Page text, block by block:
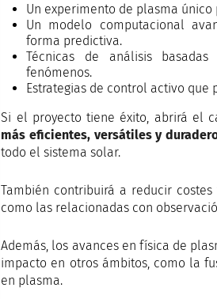
Un experimento de plasma
Un modelo computacional
forma predictiva.
Técnicas de análisis
fenómenos.
Estrategias de control activo
Si el proyecto tiene éxito, abrirá el
más eficientes, versátiles y
todo el sistema solar.
También contribuirá a reducir
como las relacionadas con
Además, los avances en física de
impacto en otros ámbitos, como la
en plasma.